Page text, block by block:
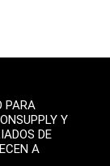
PARA
Y
DE
A